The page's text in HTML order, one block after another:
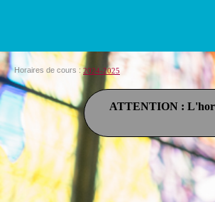
Horaires de cours :2024-2025
ATTENTION :